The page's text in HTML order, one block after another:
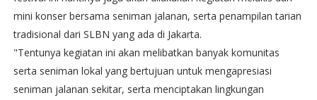
mini konser bersama seniman jalanan, serta penampilan tarian
tradisional dari SLBN yang ada di Jakarta.
"Tentunya kegiatan ini akan melibatkan banyak komunitas
serta seniman lokal yang bertujuan untuk mengapresiasi
seniman jalanan sekitar, serta menciptakan lingkungan